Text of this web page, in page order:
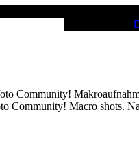
Community!
Community! Macro shots.